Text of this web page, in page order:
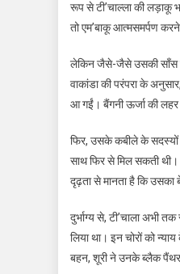
रूप से टी’चाल्ला की लड़ाकू
तो एम’बाकू आत्मसमर्पण
लेकिन जैसे-जैसे उसकी साँस
वाकांडा की परंपरा के
आ गईं। बैंगनी ऊर्जा की
फिर, उसके कबीले के सदस्यों
साथ फिर से मिल सकती थी।
दृढ़ता से मानता है कि उसका
दुर्भाग्य से, टी’चाला अभी
लिया था। इन चोरों को
बहन, शूरी ने उनके ब्लैक